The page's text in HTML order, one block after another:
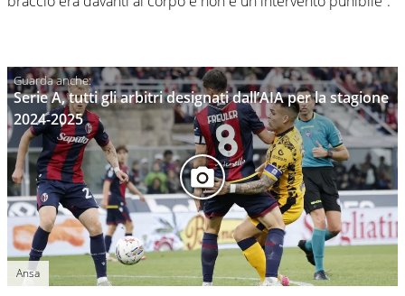
Serie A, tutti gli arbitri designati dall’AIA per la stagione
2024-2025
Ansa